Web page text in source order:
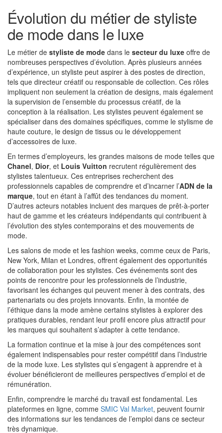
Évolution du métier de styliste
de mode dans le luxe
Le métier de styliste de mode dans le secteur du luxe offre de
nombreuses perspectives d’évolution. Après plusieurs années
d’expérience, un styliste peut aspirer à des postes de direction,
tels que directeur créatif ou responsable de collection. Ces rôles
impliquent non seulement la création de designs, mais également
la supervision de l’ensemble du processus créatif, de la
conception à la réalisation. Les stylistes peuvent également se
spécialiser dans des domaines spécifiques, comme le stylisme de
haute couture, le design de tissus ou le développement
d’accessoires de luxe.
En termes d’employeurs, les grandes maisons de mode telles que
Chanel, Dior, et Louis Vuitton recrutent régulièrement des
stylistes talentueux. Ces entreprises recherchent des
professionnels capables de comprendre et d’incarner l’ADN de la
marque, tout en étant à l’affût des tendances du moment.
D’autres acteurs notables incluent des marques de prêt-à-porter
haut de gamme et les créateurs indépendants qui contribuent à
l’évolution des styles contemporains et des mouvements de
mode.
Les salons de mode et les fashion weeks, comme ceux de Paris,
New York, Milan et Londres, offrent également des opportunités
de collaboration pour les stylistes. Ces événements sont des
points de rencontre pour les professionnels de l’industrie,
favorisant les échanges qui peuvent mener à des contrats, des
partenariats ou des projets innovants. Enfin, la montée de
l’éthique dans la mode amène certains stylistes à explorer des
pratiques durables, rendant leur profil encore plus attractif pour
les marques qui souhaitent s’adapter à cette tendance.
La formation continue et la mise à jour des compétences sont
également indispensables pour rester compétitif dans l’industrie
de la mode luxe. Les stylistes qui s’engagent à apprendre et à
évoluer bénéficieront de meilleures perspectives d’emploi et de
rémunération.
Enfin, comprendre le marché du travail est fondamental. Les
plateformes en ligne, comme SMIC Val Market, peuvent fournir
des informations sur les tendances de l’emploi dans ce secteur
très dynamique.